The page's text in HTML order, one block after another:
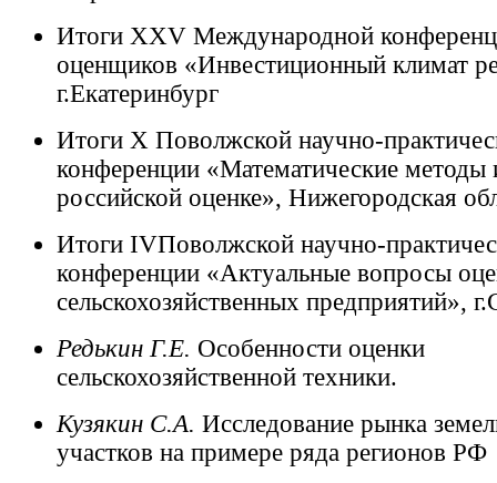
Итоги XXV Международной
оценщиков «Инвестиционный климат
г.Екатеринбург
Итоги Х Поволжской научно-
конференции «Математические методы
российской оценке», Нижегородская
Итоги IVПоволжской научно-
конференции «Актуальные вопросы
сельскохозяйственных предприятий»,
Редькин Г.Е. Особенности оценки
сельскохозяйственной техники.
Кузякин С.А. Исследование рынка
участков на примере ряда регионов РФ